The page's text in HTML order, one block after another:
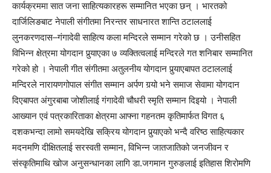
कार्यक्रममा सात जना साहित्यकारहरू सम्मानित भएका छन् । भारतको
दार्जिलिङबाट नेपाली संगीतमा निरन्तर साधनारत शान्ति ठटाललाई
लुनकरणदास–गंगादेवी साहित्य कला मन्दिरले सम्मान गरेको छ । उनीसहित
विभिन्न क्षेत्रमा योगदान पुर्‍याएका ७ व्यक्तित्वलाई मन्दिरले गत शनिबार सम्मानित
गरेको हो । नेपाली गीत संगीतमा अतुलनीय योगदान पुर्‍याएबापत ठटाललाई
मन्दिरले नारायणगोपाल संगीत सम्मान अर्पण गर्‍यो भने समाज सेवामा योगदान
दिएबापत अंगुरबाबा जोशीलाई गंगादेवी चौधरी स्मृति सम्मान दिइयो । नेपाली
आख्यान एवं पत्रकारिताका क्षेत्रमा आफ्ना गहनतम कृतिमार्फत विगत ६
दशकभन्दा लामो समयदेखि सक्रिय योगदान पुर्‍याएको भन्दै वरिष्ठ साहित्यकार
मदनमणि दीक्षितलाई सरस्वती सम्मान, विभिन्न जातजातिको जनजीवन र
संस्कृतिमाथि खोज अनुसन्धानका लागि डा.जगमान गुरुङलाई इतिहास शिरोमणि